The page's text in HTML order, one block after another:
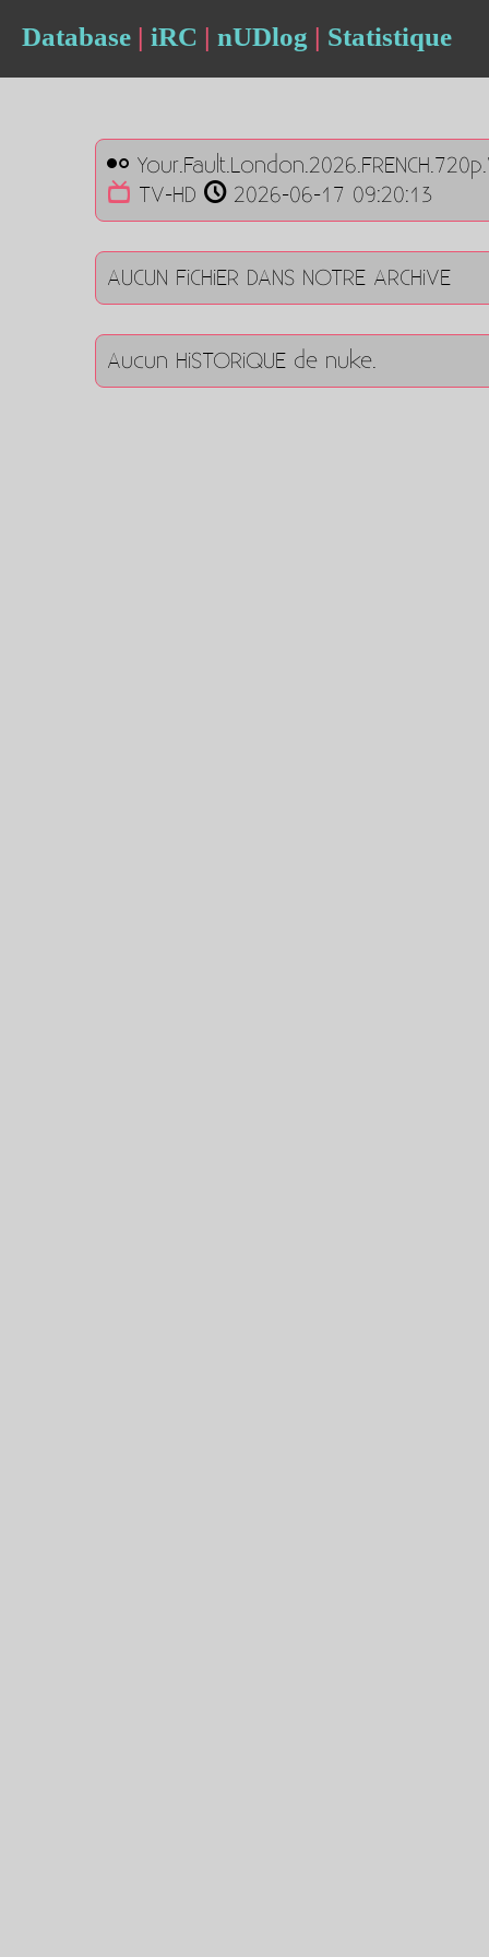
Database | iRC | nUDlog | Statistique
TV-HD
2026-06-17 09:20:13
AUCUN FiCHiER DANS NOTRE ARCHiVE
Aucun HiSTORiQUE de nuke.